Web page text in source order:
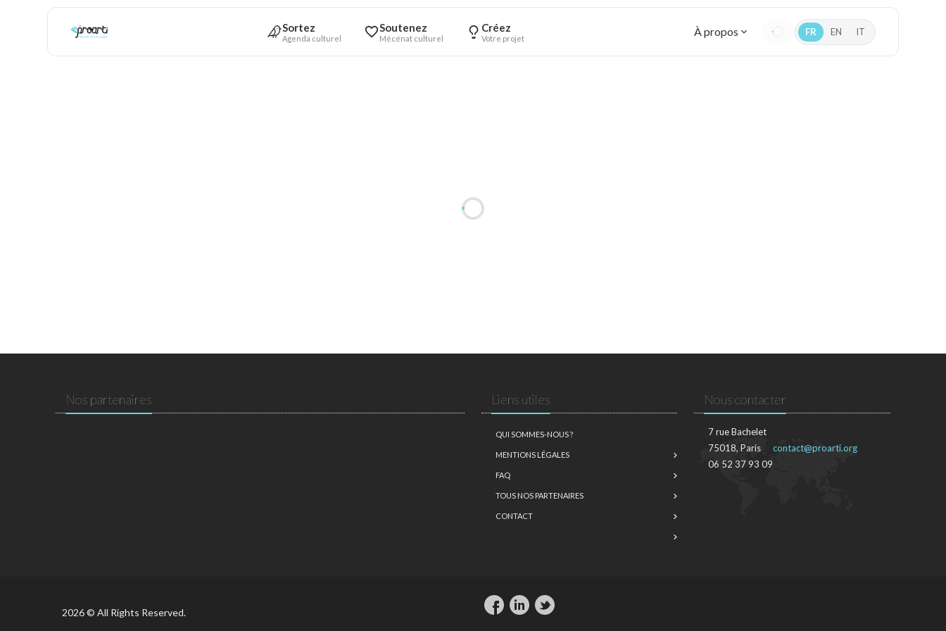
Sortez
Agenda culturel
Soutenez
Mécénat culturel
Créez
Votre projet À propos FR EN IT
Nos partenaires Liens utiles
QUI SOMMES-NOUS ?
MENTIONS LÉGALES
FAQ
TOUS NOS PARTENAIRES
CONTACT
Nous contacter
7 rue Bachelet
75018, Paris
06 52 37 93 09
contact@proarti.org
2026 © All Rights Reserved.